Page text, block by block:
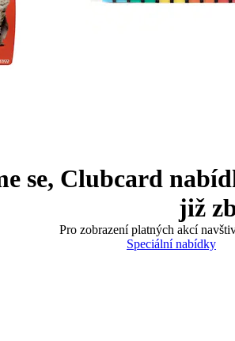
se, Clubcard
již
Pro zobrazení platných akcí
Speciální nabídky